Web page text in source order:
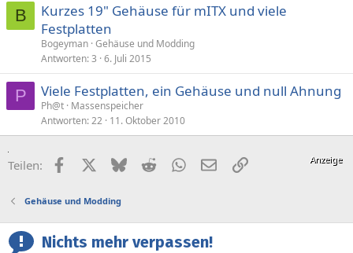
B
Kurzes 19" Gehäuse für mITX und viele
Festplatten
Bogeyman Gehäuse und Modding
Antworten 3 6. Juli 2015
P Viele Festplatten, ein Gehäuse und null Ahnung
Ph@t Massenspeicher
Antworten 22 11. Oktober 2010
Teilen: FacebookX (Twitter)
BlueskyRedditWhatsApp
E-MailLink
Gehäuse und Modding
Nichts mehr verpassen!